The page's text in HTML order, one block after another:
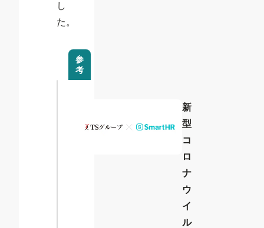
し
た。
参
考
新
型
コ
ロ
ナ
ウ
イ
ル